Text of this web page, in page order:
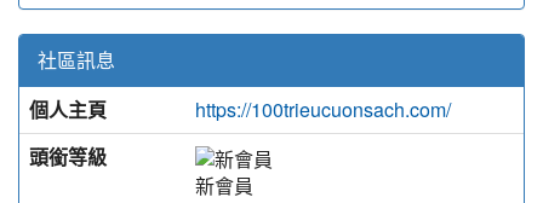
社區訊息
個人主頁
https://100trieucuonsach.com/
頭銜等級
新會員